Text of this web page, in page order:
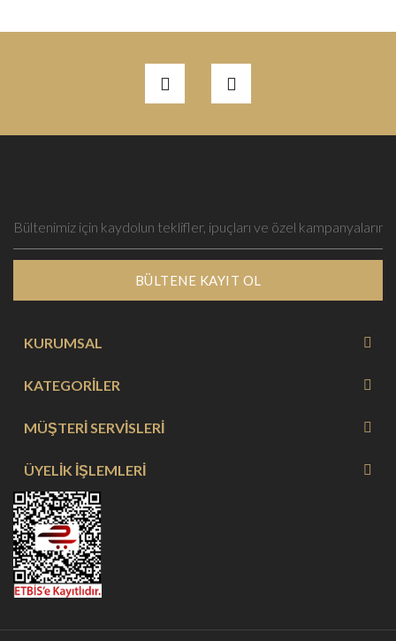
BÜLTENE KAYIT OL
KURUMSAL
KATEGORİLER
MÜŞTERİ SERVİSLERİ
ÜYELİK İŞLEMLERİ